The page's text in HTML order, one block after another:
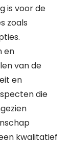
is voor de
zoals
en
van de
en
die
kwalitatief